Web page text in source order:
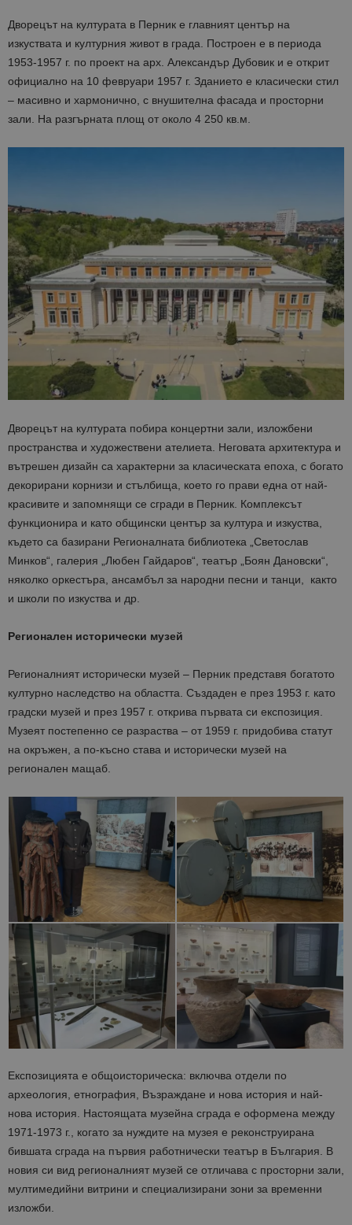
Дворецът на културата в Перник е главният център на
изкуствата и културния живот в града. Построен е в периода
1953-1957 г. по проект на арх. Александър Дубовик и е открит
официално на 10 февруари 1957 г. Зданието е класически стил
– масивно и хармонично, с внушителна фасада и просторни
зали. На разгърната площ от около 4 250 кв.м.
Дворецът на културата побира концертни зали, изложбени
пространства и художествени ателиета. Неговата архитектура и
вътрешен дизайн са характерни за класическата епоха, с богато
декорирани корнизи и стълбища, което го прави една от най-
красивите и запомнящи се сгради в Перник. Комплексът
функционира и като общински център за култура и изкуства,
където са базирани Регионалната библиотека „Светослав
Минков“, галерия „Любен Гайдаров“, театър „Боян Дановски“,
няколко оркестъра, ансамбъл за народни песни и танци, както
и школи по изкуства и др.
Регионален исторически музей
Регионалният исторически музей – Перник представя богатото
културно наследство на областта. Създаден е през 1953 г. като
градски музей и през 1957 г. открива първата си експозиция.
Музеят постепенно се разраства – от 1959 г. придобива статут
на окръжен, а по-късно става и исторически музей на
регионален мащаб.
Експозицията е общоисторическа: включва отдели по
археология, етнография, Възраждане и нова история и най-
нова история. Настоящата музейна сграда е оформена между
1971-1973 г., когато за нуждите на музея е реконструирана
бившата сграда на първия работнически театър в България. В
новия си вид регионалният музей се отличава с просторни зали,
мултимедийни витрини и специализирани зони за временни
изложби.